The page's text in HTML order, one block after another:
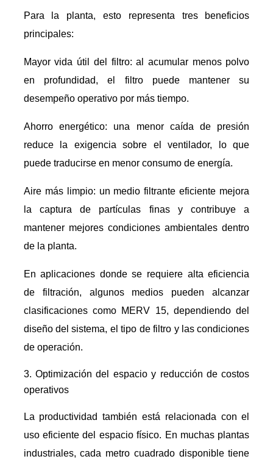
Para la planta, esto representa tres beneficios
principales:
Mayor vida útil del filtro: al acumular menos polvo
en profundidad, el filtro puede mantener su
desempeño operativo por más tiempo.
Ahorro energético: una menor caída de presión
reduce la exigencia sobre el ventilador, lo que
puede traducirse en menor consumo de energía.
Aire más limpio: un medio filtrante eficiente mejora
la captura de partículas finas y contribuye a
mantener mejores condiciones ambientales dentro
de la planta.
En aplicaciones donde se requiere alta eficiencia
de filtración, algunos medios pueden alcanzar
clasificaciones como MERV 15, dependiendo del
diseño del sistema, el tipo de filtro y las condiciones
de operación.
Optimización del espacio y reducción de costos
operativos
La productividad también está relacionada con el
uso eficiente del espacio físico. En muchas plantas
industriales, cada metro cuadrado disponible tiene